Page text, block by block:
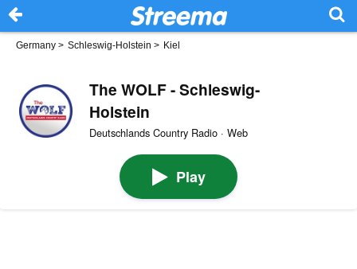
Germany > Schleswig-Holstein > Kiel
The WOLF - Schleswig-
Holstein
Deutschlands Country Radio · Web
Play